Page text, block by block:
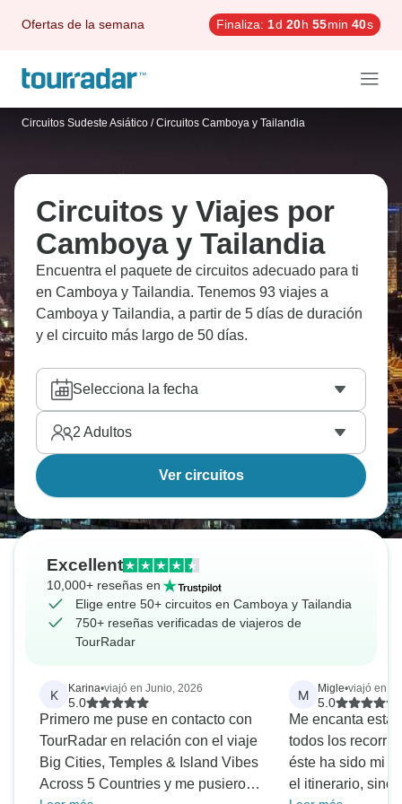
Ofertas de la semana Finaliza: 1d 20h 55min 38s
Circuitos Sudeste Asiático / Circuitos Camboya y Tailandia
Circuitos y Viajes por
Camboya y Tailandia
Encuentra el paquete de circuitos adecuado para ti
en Camboya y Tailandia. Tenemos 93 viajes a
Camboya y Tailandia, a partir de 5 días de duración
y el circuito más largo de 50 días.
Selecciona la fecha
2 Adultos
Ver circuitos
Excellent
10,000+ reseñas en
Elige entre 50+ circuitos en Camboya y Tailandia
750+ reseñas verificadas de viajeros de
TourRadar
K Karina•viajó en Junio, 2026
5.0
Primero me puse en contacto con
TourRadar en relación con el viaje
Big Cities, Temples & Island Vibes
Across 5 Countries y me pusieron
M Migle•viajó en
5.0
Me encanta esta
todos los
éste ha sido mi
el itinerario, sino